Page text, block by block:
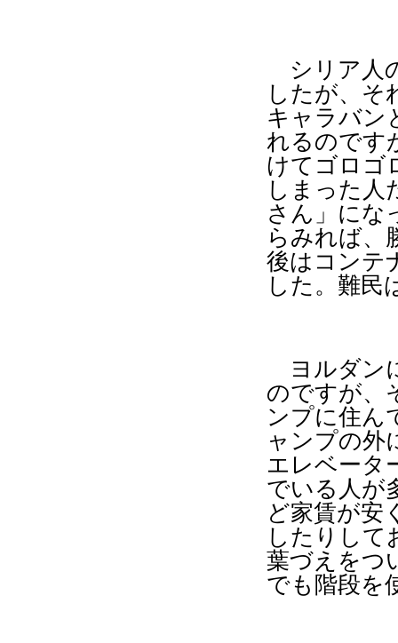
シリア人
したが、そ
キャラバン
れるのです
けてゴロゴ
しまった人
さん」にな
らみれば、
後はコンテ
した。難民
ヨルダン
のですが、
ンプに住ん
ャンプの外
エレベータ
でいる人が
ど家賃が安
したりして
葉づえをつ
でも階段を